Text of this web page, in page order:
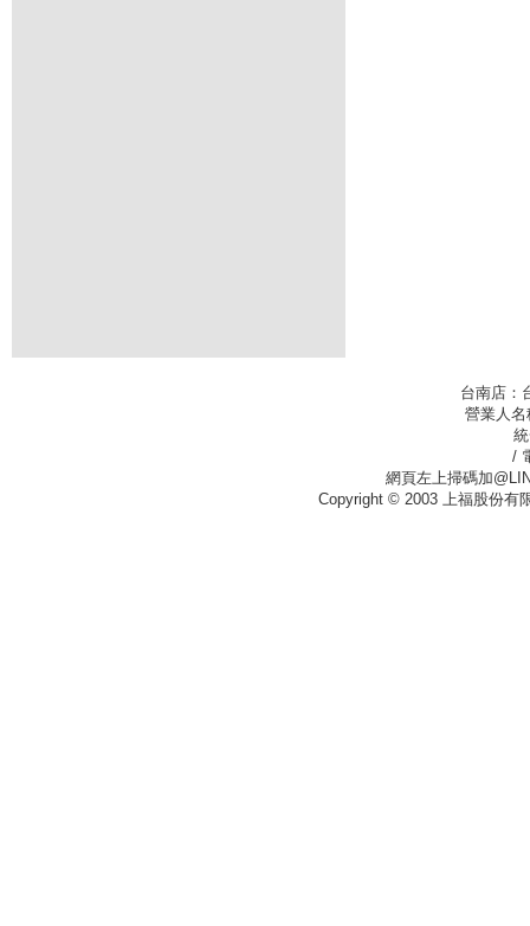
台南店：
營業人
/
網頁左上掃碼加
Copyright © 2003 上福股份有